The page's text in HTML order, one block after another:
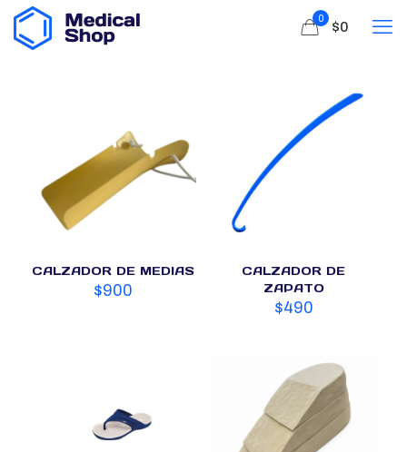
0
$0
CALZADOR DE MEDIAS
$900
CALZADOR DE
ZAPATO
$490